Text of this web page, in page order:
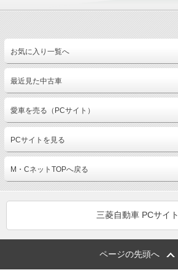
お気に入り一覧へ
最近見た中古車
愛車を売る（PCサイト）
PCサイトを見る
M・CネットTOPへ戻る
三菱自動車 PCサイト
ページの先頭へ